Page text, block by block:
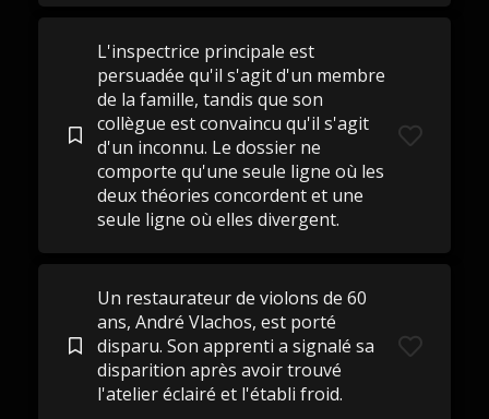
L'inspectrice principale est
persuadée qu'il s'agit d'un membre
de la famille, tandis que son
collègue est convaincu qu'il s'agit
d'un inconnu. Le dossier ne
comporte qu'une seule ligne où les
deux théories concordent et une
seule ligne où elles divergent.
Un restaurateur de violons de 60
ans, André Vlachos, est porté
disparu. Son apprenti a signalé sa
disparition après avoir trouvé
l'atelier éclairé et l'établi froid.